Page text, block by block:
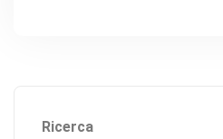
Ricerca